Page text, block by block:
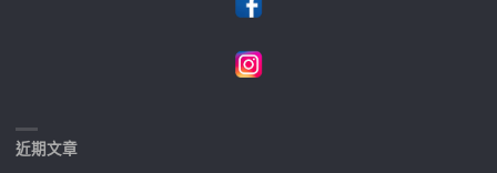
近期文章